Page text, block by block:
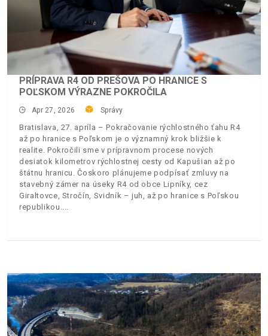
PRÍPRAVA R4 OD PREŠOVA PO HRANICE S
POĽSKOM VÝRAZNE POKROČILA
Apr 27, 2026 Správy
Bratislava, 27. apríla – Pokračovanie rýchlostného ťahu R4
až po hranice s Poľskom je o významný krok bližšie k
realite. Pokročili sme v prípravnom procese nových
desiatok kilometrov rýchlostnej cesty od Kapušian až po
štátnu hranicu. Čoskoro plánujeme podpísať zmluvy na
stavebný zámer na úseky R4 od obce Lipníky, cez
Giraltovce, Stročín, Svidník – juh, až po hranice s Poľskou
republikou.